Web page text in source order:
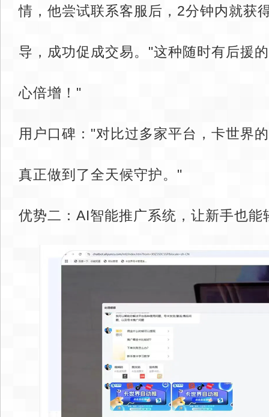
情，他尝试联系客服后，2分钟内就获
导，成功促成交易。"这种随时有后援
心倍增！"
用户口碑："对比过多家平台，卡世界
真正做到了全天候守护。"
优势二：AI智能推广系统，让新手也能